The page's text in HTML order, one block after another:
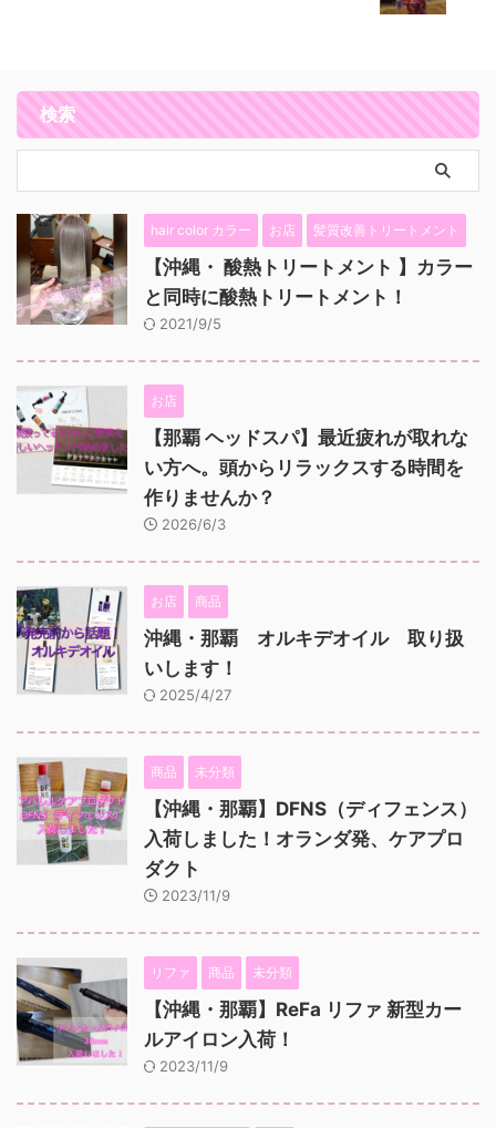
検索
hair color カラー お店 髪質改善トリートメント
【沖縄・ 酸熱トリートメント 】カラー
と同時に酸熱トリートメント！
2021/9/5
お店
【那覇 ヘッドスパ】最近疲れが取れな
い方へ。頭からリラックスする時間を
作りませんか？
2026/6/3
お店 商品
沖縄・那覇 オルキデオイル 取り扱
いします！
2025/4/27
商品 未分類
【沖縄・那覇】DFNS（ディフェンス）
入荷しました！オランダ発、ケアプロ
ダクト
2023/11/9
リファ 商品 未分類
【沖縄・那覇】ReFa リファ 新型カー
ルアイロン入荷！
2023/11/9